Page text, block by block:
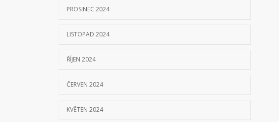
PROSINEC 2024
LISTOPAD 2024
ŘÍJEN 2024
ČERVEN 2024
KVĚTEN 2024